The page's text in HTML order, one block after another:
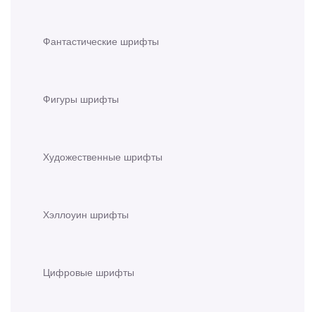
Фантастические шрифты
Фигуры шрифты
Художественные шрифты
Хэллоуин шрифты
Цифровые шрифты